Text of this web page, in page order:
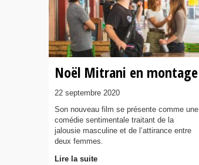
Noël Mitrani en montage
22 septembre 2020
Son nouveau film se présente comme une
comédie sentimentale traitant de la
jalousie masculine et de l’attirance entre
deux femmes.
Lire la suite